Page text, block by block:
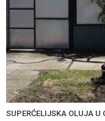
SUPERĆELIJSKA OLUJA U